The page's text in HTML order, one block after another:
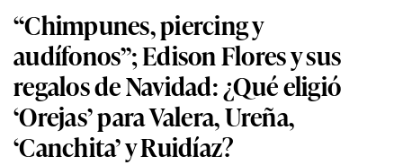
“Chimpunes, piercing y
audífonos”; Edison Flores y sus
regalos de Navidad: ¿Qué eligió
‘Orejas’ para Valera, Ureña,
‘Canchita’ y Ruidíaz?